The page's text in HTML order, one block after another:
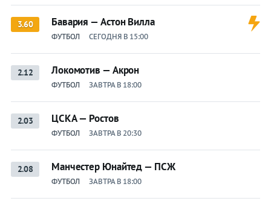
3.60 Бавария — Астон Вилла
ФУТБОЛ СЕГОДНЯ В 15:00
2.12 Локомотив — Акрон
ФУТБОЛ ЗАВТРА В 18:00
2.03 ЦСКА — Ростов
ФУТБОЛ ЗАВТРА В 20:30
2.08 Манчестер Юнайтед — ПСЖ
ФУТБОЛ ЗАВТРА В 18:00